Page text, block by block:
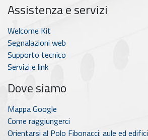
Assistenza e servizi
Welcome Kit
Segnalazioni web
Supporto tecnico
Servizi e link
Dove siamo
Mappa Google
Come raggiungerci
Orientarsi al Polo Fibonacci: aule ed edifici